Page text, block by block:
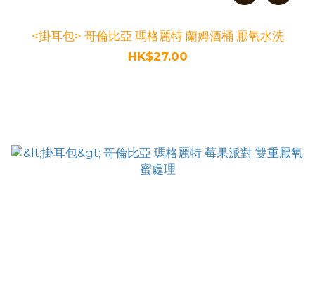
<掛耳包> 哥倫比亞 瑪格麗特 蘭姆酒桶 厭氧水洗
HK$27.00